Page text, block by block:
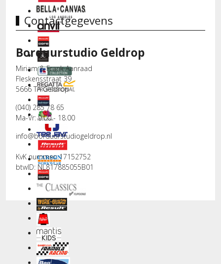
Contactgegevens
Borduurstudio Geldrop
Miriam & Frank Aanraad
Fleskensstraat 39
5666 TA Geldrop
(040) 285 78 65
Ma-Vr: 9.00 - 18.00
info@borduurstudiogeldrop.nl
KvK nummer: 17152752
btwID: NL817885055B01